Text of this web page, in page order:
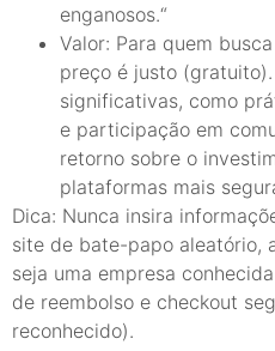
enganosos.“
Valor: Para quem
preço é justo
significativas, como
e participação em
retorno sobre o
plataformas mais
Dica: Nunca insira
site de bate-papo aleatório,
seja uma empresa
de reembolso e checkout
reconhecido).